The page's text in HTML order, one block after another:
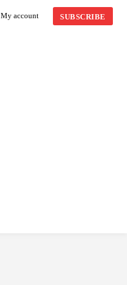
My account SUBSCRIBE